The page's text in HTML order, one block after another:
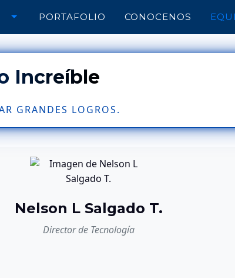
PORTAFOLIO CONOCENOS
Increíble
GRANDES LOGROS.
Nelson L Salgado T.
Director de Tecnología